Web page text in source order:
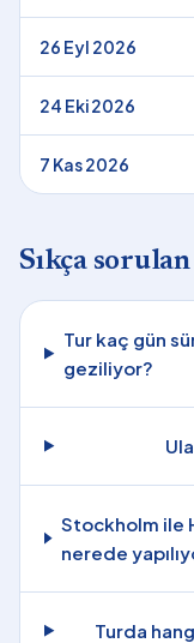
26 Eyl 2026
24 Eki 2026
7 Kas 2026
Sıkça
Tur kaç gün
geziliyor?
Stockholm ile
nerede
Turda